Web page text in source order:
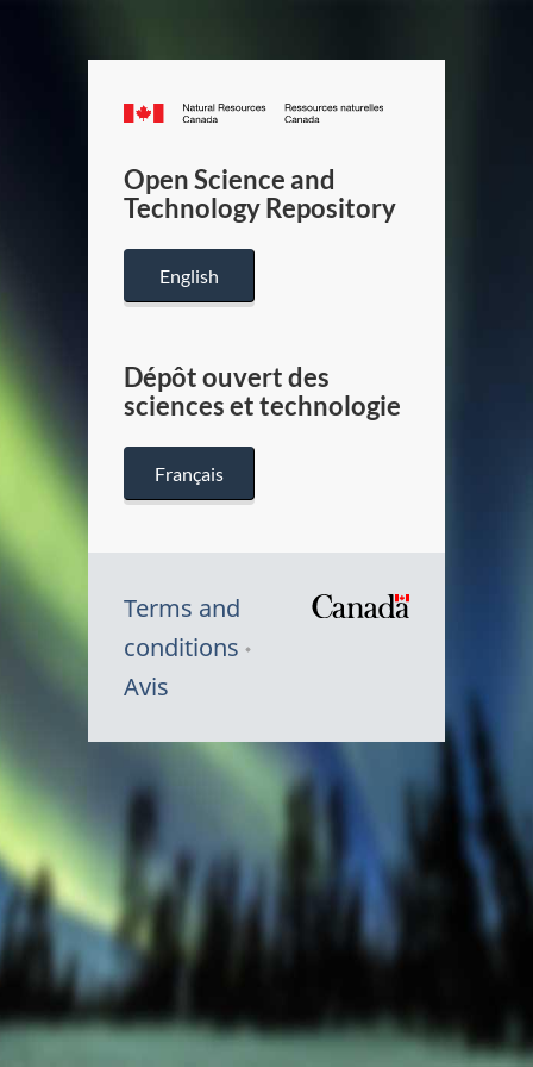
Canada.ca
/
Canada
Open Science and
Technology Repository
English
Dépôt ouvert des
sciences et technologie
Français
Terms and
conditions
Avis
Canada